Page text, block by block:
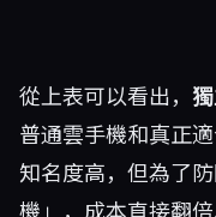
從上表可以看出，
普通雲手機和真正
知名度高，但為了
機」，成本直接翻